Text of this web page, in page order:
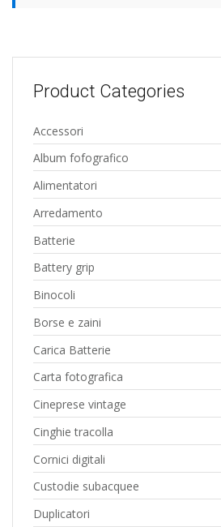
Product Categories
Accessori
Album fofografico
Alimentatori
Arredamento
Batterie
Battery grip
Binocoli
Borse e zaini
Carica Batterie
Carta fotografica
Cineprese vintage
Cinghie tracolla
Cornici digitali
Custodie subacquee
Duplicatori